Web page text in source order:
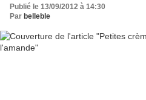
Publié le 13/09/2012 à 14:30
Par belleble